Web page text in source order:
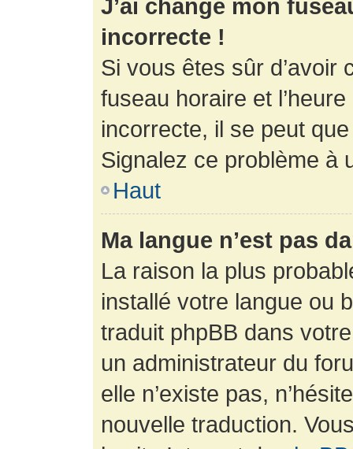
J’ai changé mon
incorrecte !
Si vous êtes sûr d’avoir
fuseau horaire et
incorrecte, il se peut
Signalez ce problème à
Haut
Ma langue n’est pas
La raison la plus
installé votre langue ou
traduit phpBB dans
un administrateur du
elle n’existe pas,
nouvelle traduction.